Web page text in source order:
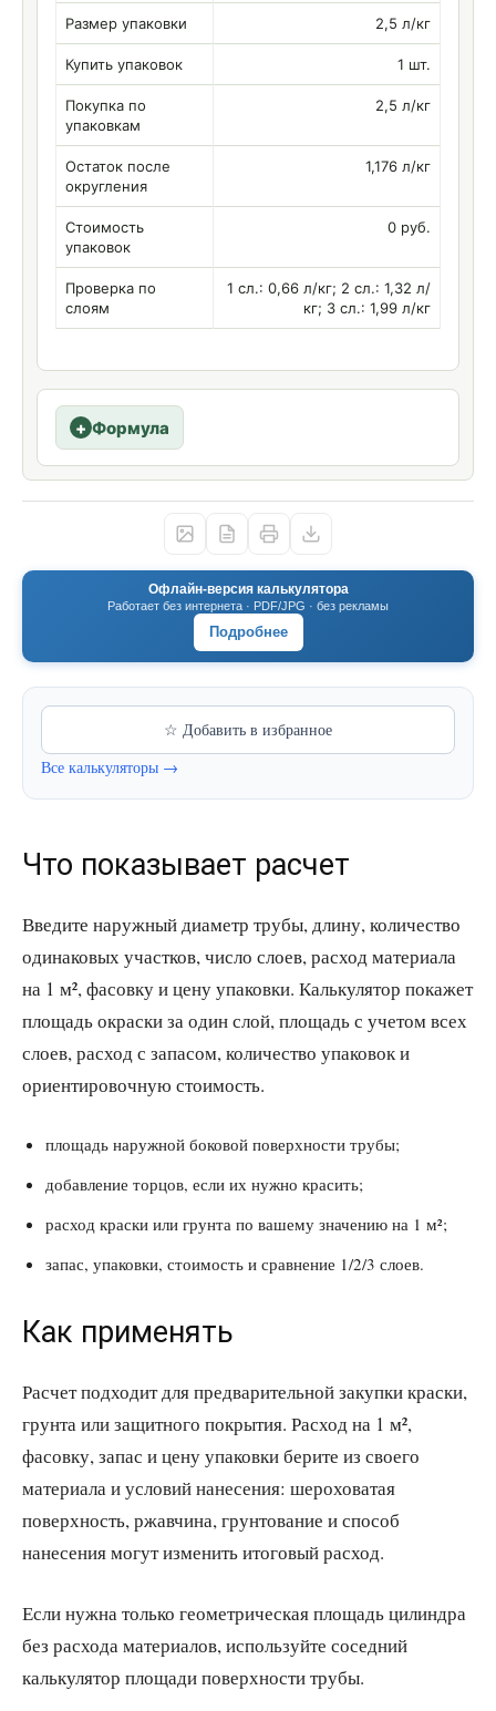
Размер упаковки 2,5 л/кг
Купить упаковок 1 шт.
Покупка по
упаковкам
2,5 л/кг
Остаток после
округления
1,176 л/кг
Стоимость
упаковок
0 руб.
Проверка по
слоям
1 сл.: 0,66 л/кг; 2 сл.: 1,32 л/
кг; 3 сл.: 1,99 л/кг
Формула
Офлайн-версия калькулятора
Работает без интернета · PDF/JPG · без рекламы
Подробнее
☆ Добавить в избранное
Все калькуляторы →
Что показывает расчет
Введите наружный диаметр трубы, длину, количество
одинаковых участков, число слоев, расход материала
на 1 м², фасовку и цену упаковки. Калькулятор покажет
площадь окраски за один слой, площадь с учетом всех
слоев, расход с запасом, количество упаковок и
ориентировочную стоимость.
площадь наружной боковой поверхности трубы;
добавление торцов, если их нужно красить;
расход краски или грунта по вашему значению на 1 м²;
запас, упаковки, стоимость и сравнение 1/2/3 слоев.
Как применять
Расчет подходит для предварительной закупки краски,
грунта или защитного покрытия. Расход на 1 м²,
фасовку, запас и цену упаковки берите из своего
материала и условий нанесения: шероховатая
поверхность, ржавчина, грунтование и способ
нанесения могут изменить итоговый расход.
Если нужна только геометрическая площадь цилиндра
без расхода материалов, используйте соседний
калькулятор площади поверхности трубы.